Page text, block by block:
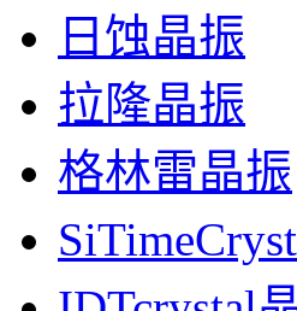
日蚀晶振
拉隆晶振
格林雷晶振